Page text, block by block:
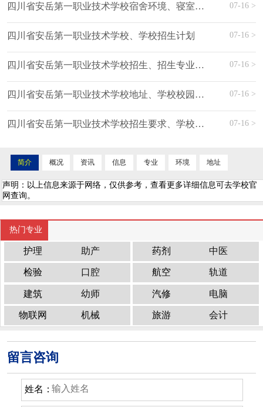
四川省安岳第一职业技术学校宿舍环境、寝室环境 07-16 >
四川省安岳第一职业技术学校、学校招生计划 07-16 >
四川省安岳第一职业技术学校招生、招生专业有哪些 07-16 >
四川省安岳第一职业技术学校地址、学校校园地址在哪 07-16 >
四川省安岳第一职业技术学校招生要求、学校招生要求 07-16 >
简介 概况 资讯 信息 专业 环境 地址
声明：以上信息来源于网络，仅供参考，查看更多详细信息可去学校官
网查询。
热门专业
护理 助产 药剂 中医
检验 口腔 航空 轨道
建筑 幼师 汽修 电脑
物联网 机械 旅游 会计
留言咨询
姓名：